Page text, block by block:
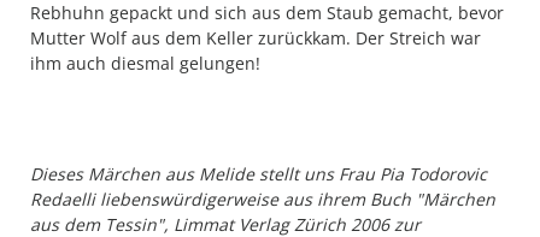
Rebhuhn gepackt und sich aus dem Staub gemacht, bevor
Mutter Wolf aus dem Keller zurückkam. Der Streich war
ihm auch diesmal gelungen!
Dieses Märchen aus Melide stellt uns Frau Pia Todorovic
Redaelli liebenswürdigerweise aus ihrem Buch "Märchen
aus dem Tessin", Limmat Verlag Zürich 2006 zur